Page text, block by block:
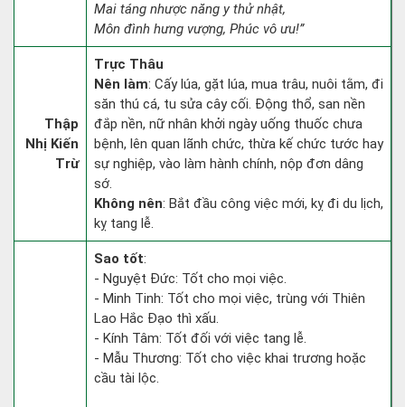
Mai táng nhược năng y thử nhật,
Môn đình hưng vượng, Phúc vô ưu!”
Thập
Nhị Kiến
Trừ
Trực Thâu
Nên làm: Cấy lúa, gặt lúa, mua trâu, nuôi tằm, đi
săn thú cá, tu sửa cây cối. Động thổ, san nền
đắp nền, nữ nhân khởi ngày uống thuốc chưa
bệnh, lên quan lãnh chức, thừa kế chức tước hay
sự nghiệp, vào làm hành chính, nộp đơn dâng
sớ.
Không nên: Bắt đầu công việc mới, kỵ đi du lịch,
kỵ tang lễ.
Sao tốt:
- Nguyệt Đức: Tốt cho mọi việc.
- Minh Tinh: Tốt cho mọi việc, trùng với Thiên
Lao Hắc Đạo thì xấu.
- Kính Tâm: Tốt đối với việc tang lễ.
- Mẫu Thương: Tốt cho việc khai trương hoặc
cầu tài lộc.